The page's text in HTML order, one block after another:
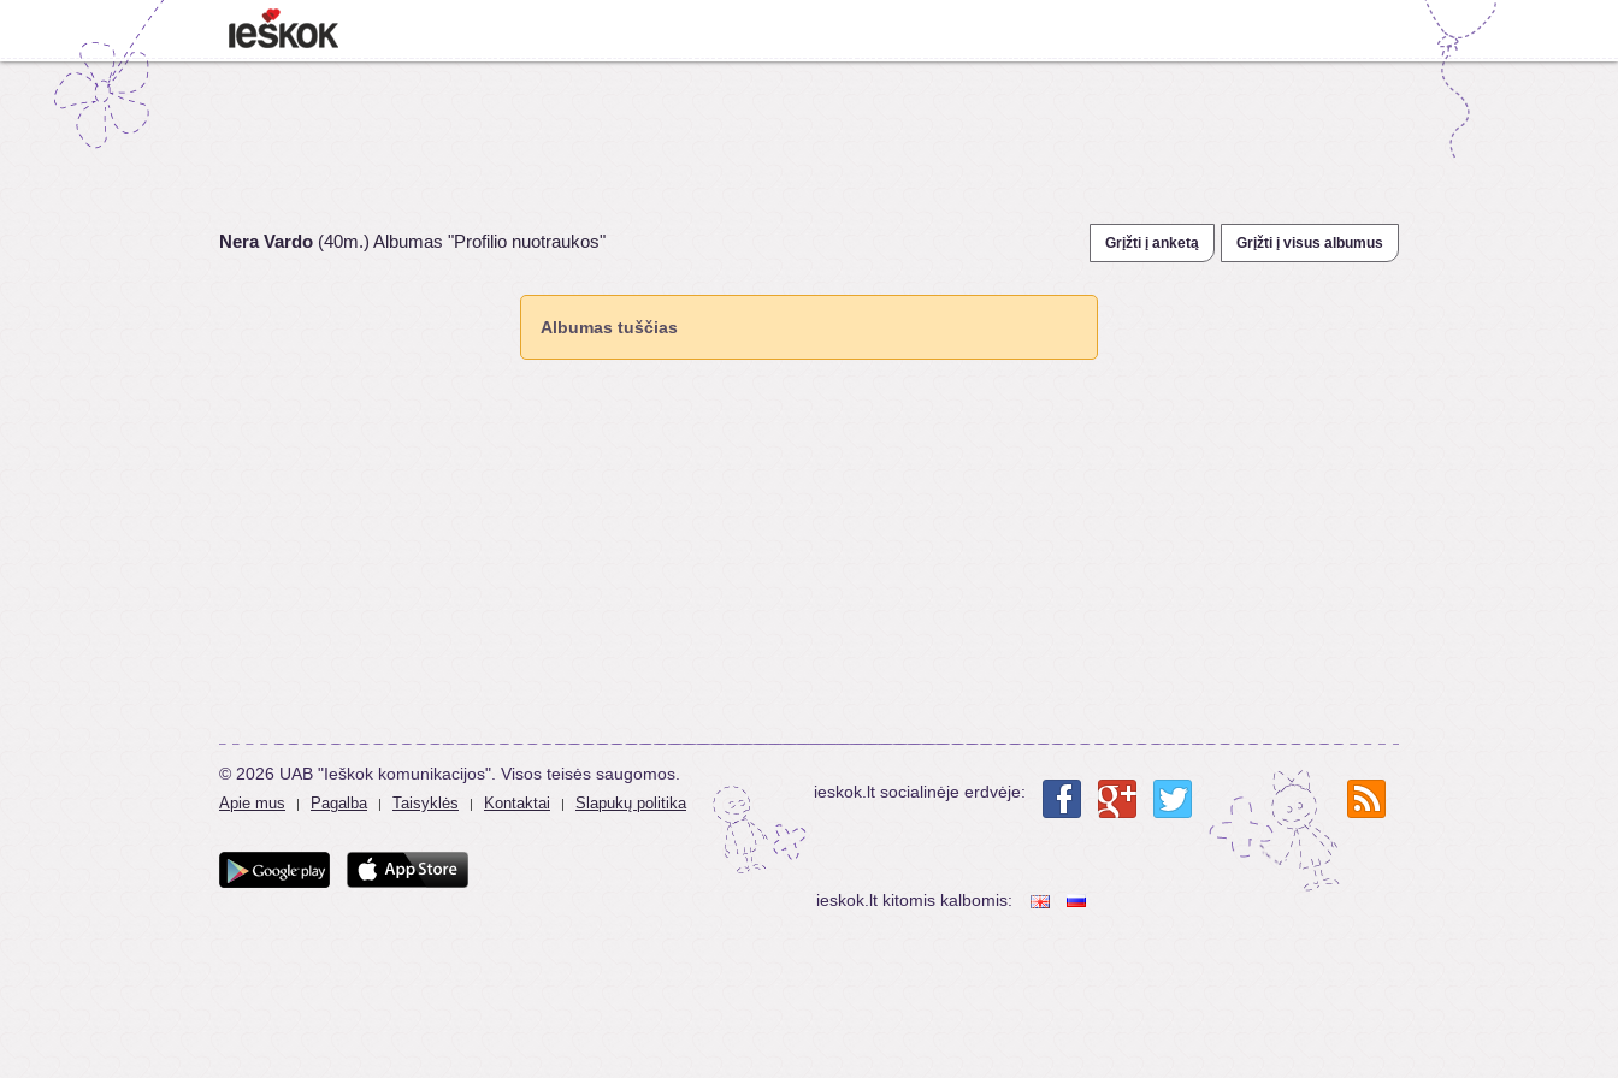
Nera Vardo (40m.) Albumas "Profilio nuotraukos" Grįžti į anketą Grįžti į visus albumus
Albumas tuščias
© 2026 UAB "Ieškok komunikacijos". Visos teisės saugomos.
Apie mus | Pagalba | Taisyklės | Kontaktai | Slapukų politika
ieskok.lt socialinėje erdvėje:
ieskok.lt kitomis kalbomis: